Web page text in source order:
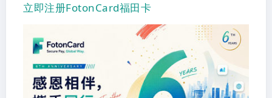
立即注册FotonCard福田卡